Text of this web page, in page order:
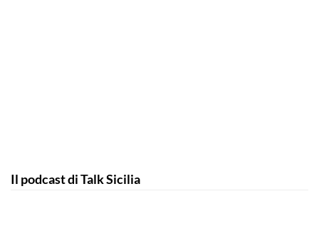
Il podcast di Talk Sicilia